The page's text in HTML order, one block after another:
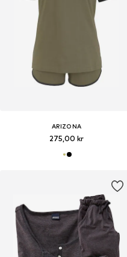
ARIZONA
275,00 kr